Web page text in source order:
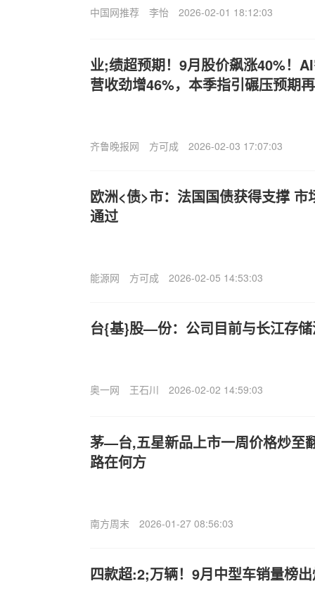
中国网推荐 李怡 2026-02-01 18:12:03
业;绩超预期！9月股价飙涨40%！
营收劲增46%，本季指引碾压预期
齐鲁晚报网 方可成 2026-02-03 17:07:03
欧洲<债>市：法国国债获得支撑 市
通过
能源网 方可成 2026-02-05 14:53:03
台{基}股—份：公司目前与长江存
奥一网 王石川 2026-02-02 14:59:03
茅—台,五星新品上市一周价格炒至
路在何方
南方周末 2026-01-27 08:56:03
四款超:2;万辆！9月中型车销量榜